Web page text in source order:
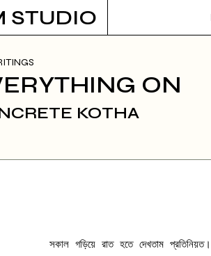
STUDIO
ON
KOTHA
সকাল গড়িয়ে রাত হতে দেখতাম